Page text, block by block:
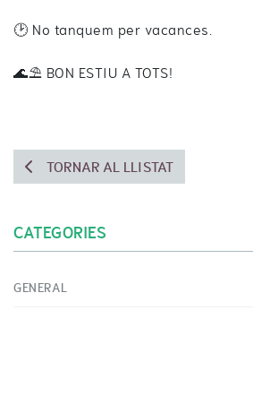
🕑 No tanquem per vacances.
🌊⛱️ BON ESTIU A TOTS!
TORNAR AL LLISTAT
CATEGORIES
GENERAL